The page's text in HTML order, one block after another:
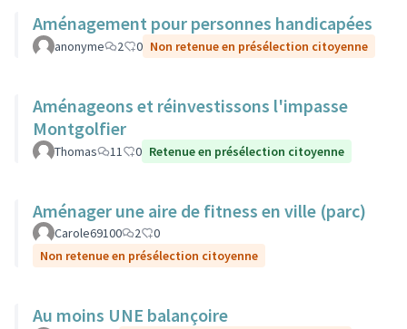
Aménagement pour personnes handicapées
anonyme 2 0 Non retenue en présélection citoyenne
Aménageons et réinvestissons l'impasse
Montgolfier
Thomas 11 0 Retenue en présélection citoyenne
Aménager une aire de fitness en ville (parc)
Carole69100 2
0
Non retenue en présélection citoyenne
Au moins UNE balançoire